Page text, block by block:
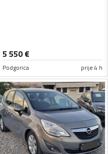
5 550€
Podgorica prije 4 h